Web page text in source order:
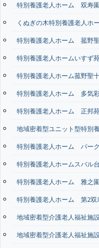
特別養護老人ホーム 双寿園
くぬぎの木特別養護老人ホ
特別養護老人ホーム 菰野聖
特別養護老人ホームいすず
特別養護老人ホーム菰野聖
特別養護老人ホーム 多気
特別養護老人ホーム 正邦
地域密着型ユニット型特別
特別養護老人ホーム パー
特別養護老人ホームスバル台
特別養護老人ホーム 雅之園
特別養護老人ホーム 第2双
地域密着型介護老人福祉施
地域密着型介護老人福祉施